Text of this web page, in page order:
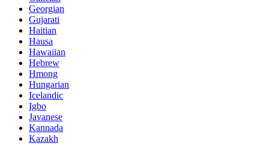
Georgian
Gujarati
Haitian
Hausa
Hawaiian
Hebrew
Hmong
Hungarian
Icelandic
Igbo
Javanese
Kannada
Kazakh